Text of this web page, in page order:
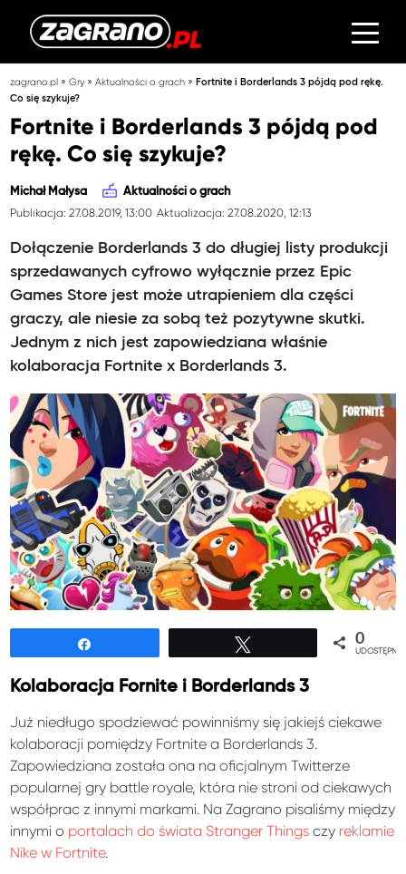
zagrano.pl »Gry»Aktualności o grach »Fortnite i Borderlands 3 pójdą pod rękę.
Co się szykuje?
Fortnite i Borderlands 3 pójdą pod
rękę. Co się szykuje?
Michał Małysa Aktualności o grach
Publikacja: 27.08.2019, 13:00 Aktualizacja: 27.08.2020, 12:13
Dołączenie Borderlands 3 do długiej listy produkcji
sprzedawanych cyfrowo wyłącznie przez Epic
Games Store jest może utrapieniem dla części
graczy, ale niesie za sobą też pozytywne skutki.
Jednym z nich jest zapowiedziana właśnie
kolaboracja Fortnite x Borderlands 3.
0
Kolaboracja Fornite i Borderlands 3
Już niedługo spodziewać powinniśmy się jakiejś ciekawe
kolaboracji pomiędzy Fortnite a Borderlands 3.
Zapowiedziana została ona na oficjalnym Twitterze
popularnej gry battle royale, która nie stroni od ciekawych
współprac z innymi markami. Na Zagrano pisaliśmy między
innymi o portalach do świata Stranger Things czy reklamie
Nike w Fortnite.